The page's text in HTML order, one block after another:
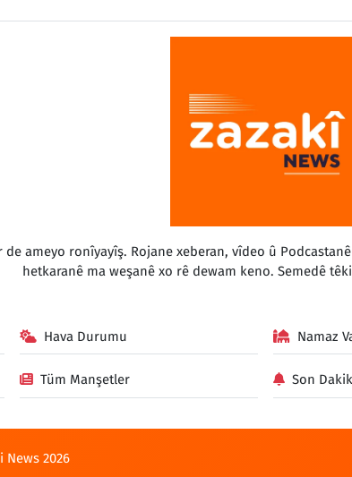
de ameyo ronîyayîş. Rojane xeberan, vîdeo û
hetkaranê ma weşanê xo rê dewam keno. Semedê
Hava Durumu Namaz
Tüm Manşetler Son
News 2026